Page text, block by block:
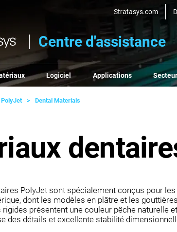
Stratasys.com
Centre d'assistance
Logiciel Applications
PolyJet Dental Materials
PolyJet sont spécialement conçus pour
dont les modèles en plâtre et les
rigides présentent une couleur pêche naturelle
des détails et excellente stabilité